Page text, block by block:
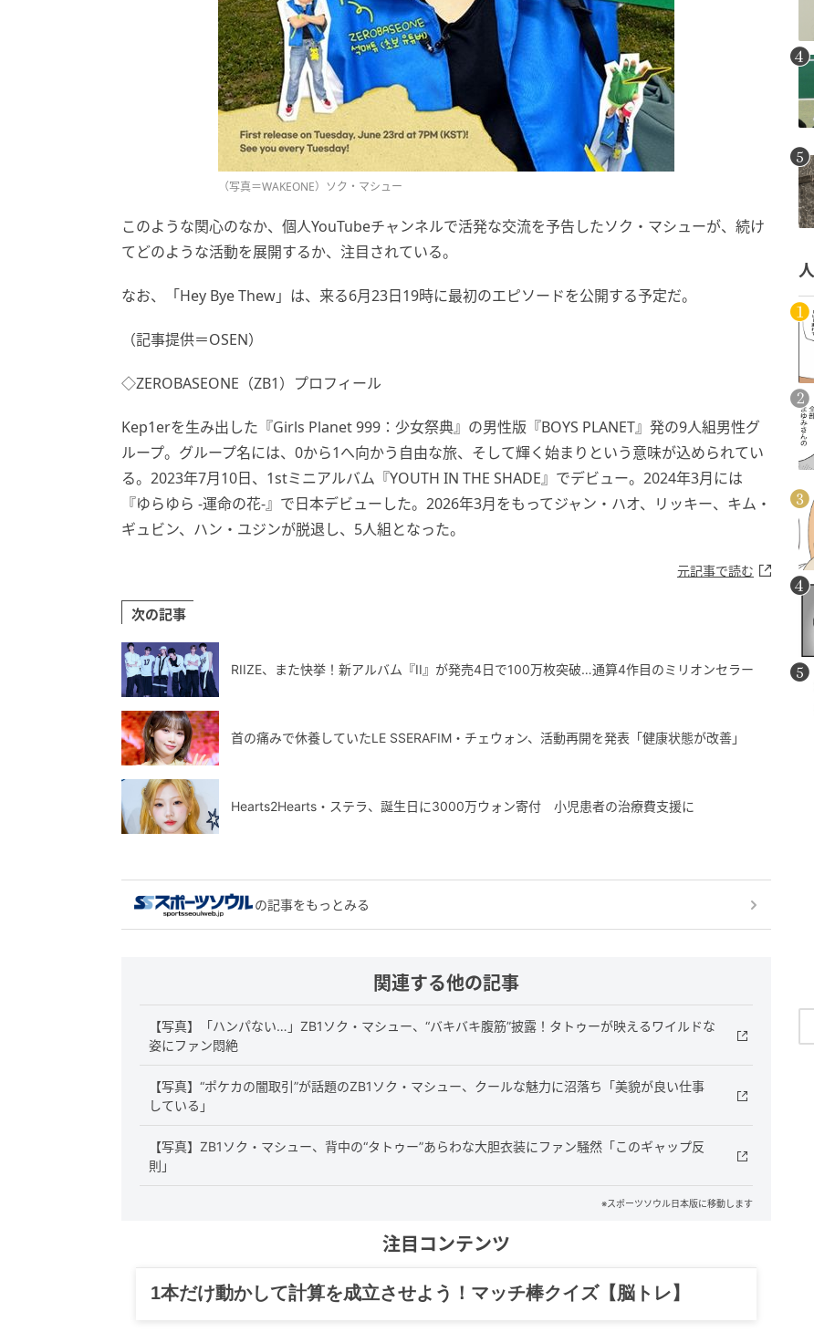
（写真＝WAKEONE）ソク・マシュー
このような関心のなか、個人YouTubeチャンネルで活発な交流を予告したソク・マシューが、続け
てどのような活動を展開するか、注目されている。
なお、「Hey Bye Thew」は、来る6月23日19時に最初のエピソードを公開する予定だ。
（記事提供＝OSEN）
◇ZEROBASEONE（ZB1）プロフィール
Kep1erを生み出した『Girls Planet 999：少女祭典』の男性版『BOYS PLANET』発の9人組男性グ
ループ。グループ名には、0から1へ向かう自由な旅、そして輝く始まりという意味が込められてい
る。2023年7月10日、1stミニアルバム『YOUTH IN THE SHADE』でデビュー。2024年3月には
『ゆらゆら -運命の花-』で日本デビューした。2026年3月をもってジャン・ハオ、リッキー、キム・
ギュビン、ハン・ユジンが脱退し、5人組となった。
元記事で読む
次の記事
RIIZE、また快挙！新アルバム『II』が発売4日で100万枚突破…通算4作目のミリオンセラー
首の痛みで休養していたLE SSERAFIM・チェウォン、活動再開を発表「健康状態が改善」
Hearts2Hearts・ステラ、誕生日に3000万ウォン寄付 小児患者の治療費支援に
の記事をもっとみる
関連する他の記事
【写真】「ハンパない…」ZB1ソク・マシュー、“バキバキ腹筋”披露！タトゥーが映えるワイルドな
姿にファン悶絶
【写真】“ポケカの闇取引”が話題のZB1ソク・マシュー、クールな魅力に沼落ち「美貌が良い仕事
している」
【写真】ZB1ソク・マシュー、背中の“タトゥー”あらわな大胆衣装にファン騒然「このギャップ反
則」
※スポーツソウル日本版に移動します
注目コンテンツ
グルメ、ギャグ、子育て、旅行記……全部、読めます。